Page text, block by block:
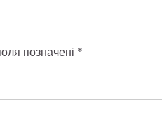
позначені *